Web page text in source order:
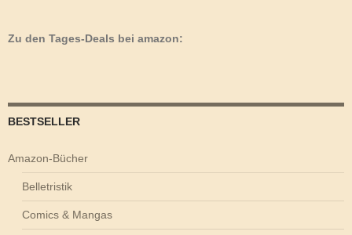
Zu den Tages-Deals bei amazon:
BESTSELLER
Amazon-Bücher
Belletristik
Comics & Mangas